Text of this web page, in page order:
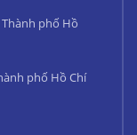
phố Hồ
phố Hồ Chí